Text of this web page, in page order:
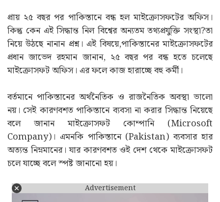
প্রায় ২৫ বছর পর পাকিস্তানে বন্ধ হল মাইক্রোসফটের অফিস।
কিন্তু কেন এই সিদ্ধান্ত নিল বিশ্বের অন্যতম তথ্যপ্রযুক্তি সংস্থা?তা
নিয়ে উঠছে নানান প্রশ্ন। এই বিষয়ে,পাকিস্তানের মাইক্রোসফটের
প্রধান জাভেদ রহমান জানান, ২৫ বছর পর বন্ধ হতে চলেছে
মাইক্রোসফট অফিস। এর ফলে কাজ হারাচ্ছে বহু কর্মী।
বর্তমানে পাকিস্তানের অর্থনৈতিক ও রাজনৈতিক অবস্থা ভালো
নয়। সেই কারণবশত পাকিস্তানে ব্যবসা না করার সিদ্ধান্ত নিয়েছে
বলে জানান মাইক্রোসফট কোম্পানি (Microsoft
Company)। এমনকি পাকিস্তানে (Pakistan) ব্যবসার হার
অত্যন্ত নিম্নমানের। যার কারণবশত ওই দেশ থেকে মাইক্রোসফট
চলে যাচ্ছে বলে স্পষ্ট জানানো হয়।
Advertisement